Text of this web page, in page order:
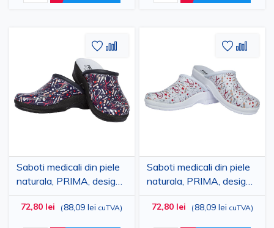
Saboti medicali din piele
naturala, PRIMA, design
medical albastru cu
stetoscop si seringi
72,80 lei (88,09 lei cuTVA)
Adaugati
Lista
de
Dorinte
Adaugati
comparare
Saboti medicali din piele
naturala, PRIMA, design
medical alb cu stetoscop
si seringi
72,80 lei (88,09 lei cuTVA)
Lista
de
Dorinte